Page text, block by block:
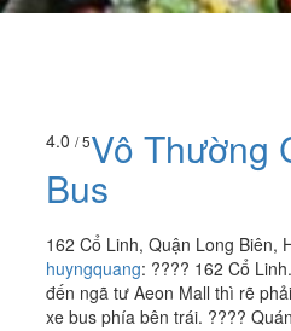
4.0 / 5Vô Thường
Bus
162 Cổ Linh, Quận Long Biên,
huyngquang: ???? 162 Cổ
đến ngã tư Aeon Mall thì rẽ
xe bus phía bên trái. ????